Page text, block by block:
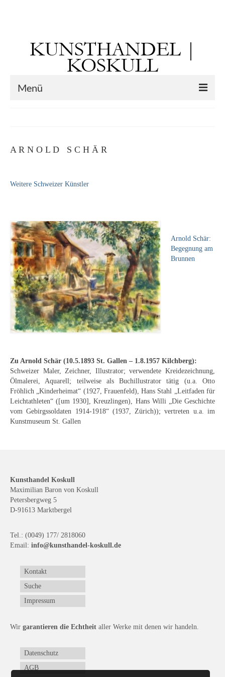
KUNSTHANDEL |
KOSKULL
Menü
– 02.06.1851 ebd.)
Leonhard Heinrich Hessel
George Paice
Johann Georg Strobel
Ludwig Martin Wilberg
Weitere Künstler nach 1945
Kunst 1900-1945
Ernst Geitlinger
Erich Hartmann
Wilhelm von Hillern-Flinsch
Paul Segieth
Richard Sprick
Kunst nach 1945
Hermann Dieste
August Lange-Brock
Arne Siegfried
A R N O L D S C H Ä R
Weitere Schweizer Künstler
Arnold Schär:
Begegnung am
Brunnen
Zu Arnold Schär (10.5.1893 St. Gallen – 1.8.1957 Kilchberg):
Schweizer Maler, Zeichner, Illustrator; verwendete Kreidezeichnung,
Ölmalerei, Aquarell; teilweise als Buchillustrator tätig (u.a. Otto
Fröhlich „Kinderheimat“ (1927, Frauenfeld), Hans Stahl „Leitfaden für
Leichtathleten“ ([um 1930], Kreuzlingen), Hans Willi „Die Geschichte
vom Gebirgssoldaten 1914-1918“ (1937, Zürich)); vertreten u.a. im
Kunstmuseum St. Gallen
Kunsthandel Koskull
Maximilian Baron von Koskull
Petersbergweg 5
D-91613 Marktbergel
Tel.: (0049) 177/ 2818060
Email: info@kunsthandel-koskull.de
Kontakt
Suche
Impressum
Wir garantieren die Echtheit aller Werke mit denen wir handeln.
Datenschutz
AGB